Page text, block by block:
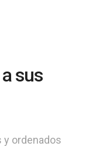
sus
y ordenados